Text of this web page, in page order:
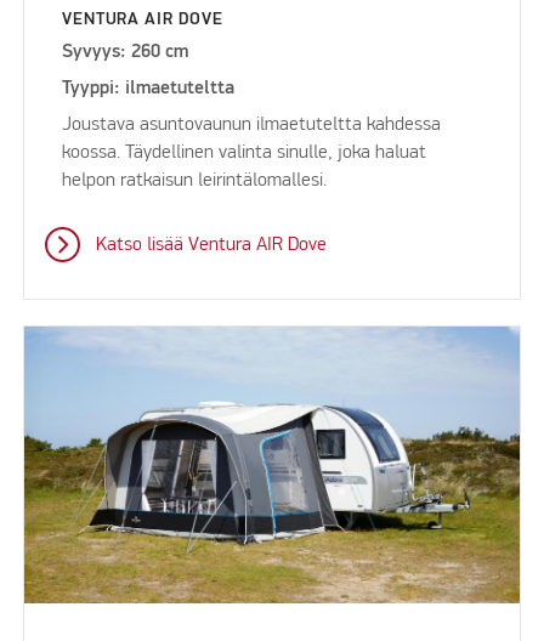
VENTURA AIR DOVE
Syvyys: 260 cm
Tyyppi: ilmaetuteltta
Joustava asuntovaunun ilmaetuteltta kahdessa
koossa. Täydellinen valinta sinulle, joka haluat
helpon ratkaisun leirintälomallesi.
Katso lisää Ventura AIR Dove